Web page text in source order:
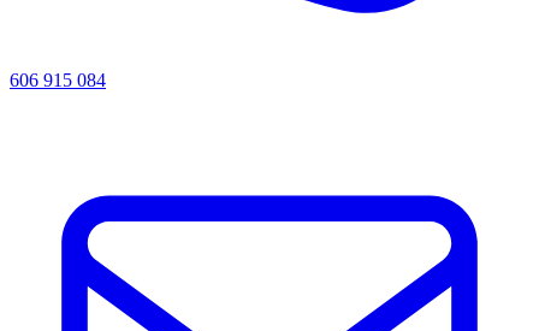
606 915 084